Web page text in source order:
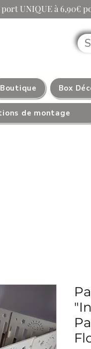
UNIQUE à 6,90€
Boutique Box
de montage